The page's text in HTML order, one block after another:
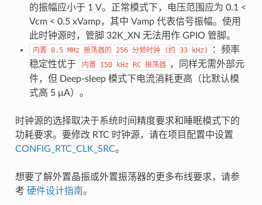
的振幅应小于 1 V。正常模式下，电压范围应为 0.1 <
Vcm < 0.5 xVamp，其中 Vamp 代表信号振幅。使用
此时钟源时，管脚 32K_XN 无法用作 GPIO 管脚。
内置 8.5 MHz 振荡器的 256 分频时钟 (约 33 kHz)
：频率
稳定性优于
内置 150 kHz RC 振荡器 ，同样无需外部元
件，但 Deep-sleep 模式下电流消耗更高（比默认模
式高 5 μA）。
时钟源的选择取决于系统时间精度要求和睡眠模式下的
功耗要求。要修改 RTC 时钟源，请在项目配置中设置
CONFIG_RTC_CLK_SRC。
想要了解外置晶振或外置振荡器的更多布线要求，请参
考 硬件设计指南。